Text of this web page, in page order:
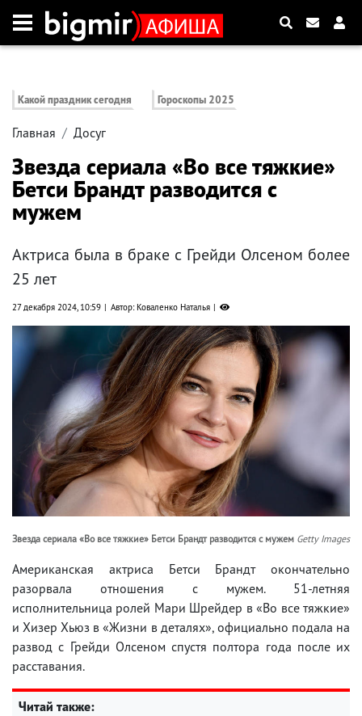
Какой праздник сегодня Гороскопы 2025
Главная Досуг
Звезда сериала «Во все тяжкие»
Бетси Брандт разводится с
мужем
Актриса была в браке с Грейди Олсеном более
25 лет
27 декабря 2024, 10:59 Автор: Коваленко Наталья
Звезда сериала «Во все тяжкие» Бетси Брандт разводится с мужем Getty Images
Американская актриса Бетси Брандт окончательно
разорвала отношения с мужем. 51-летняя
исполнительница ролей Мари Шрейдер в «Во все тяжкие»
и Хизер Хьюз в «Жизни в деталях», официально подала на
развод с Грейди Олсеном спустя полтора года после их
расставания.
Читай также: